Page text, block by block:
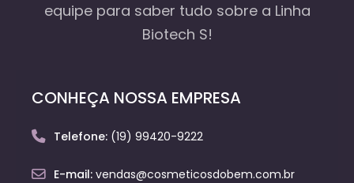
equipepara saber tudo sobre a Linha
Biotech S!
CONHEÇA NOSSA EMPRESA
Telefone: (19) 99420-9222
E-mail: vendas@cosmeticosdobem.com.br